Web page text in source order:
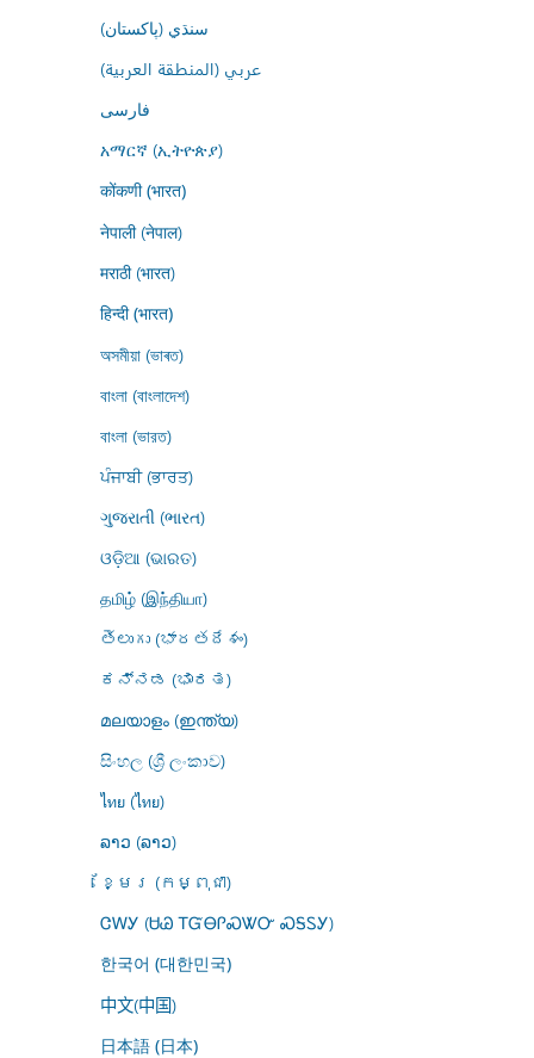
سنڌي (پاکستان)
عربي (المنطقة العربية)
فارسى
አማርኛ (ኢትዮጵያ)
कोंकणी (भारत)
नेपाली (नेपाल)
मराठी (भारत)
हिन्दी (भारत)
অসমীয়া (ভাৰত)
বাংলা (বাংলাদেশ)
বাংলা (ভারত)
ਪੰਜਾਬੀ (ਭਾਰਤ)
ગુજરાતી (ભારત)
ଓଡ଼ିଆ (ଭାରତ)
தமிழ் (இந்தியா)
తెలుగు (భారతదేశం)
ಕನ್ನಡ (ಭಾರತ)
മലയാളം (ഇന്ത്യ)
සිංහල (ශ්‍රී ලංකාව)
ไทย (ไทย)
ລາວ (ລາວ)
ខ្មែរ (កម្ពុជា)
ᏣᎳᎩ (ᏌᏊ ᎢᏳᎾᎵᏍᏔᏅ ᏍᎦᏚᎩ)
한국어 (대한민국)
中文(中国)
日本語 (日本)